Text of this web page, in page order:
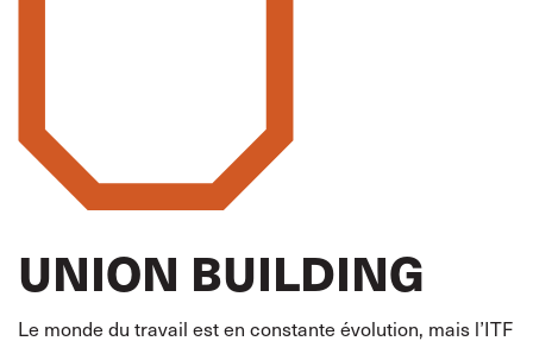
UNION BUILDING
Le monde du travail est en constante évolution, mais l’ITF